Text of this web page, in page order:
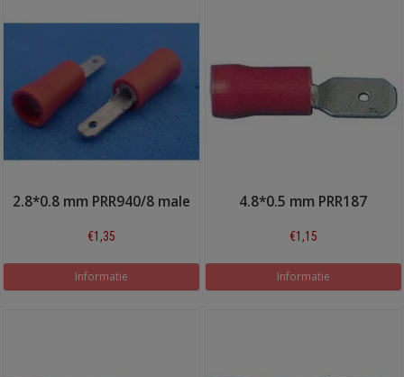
2.8*0.8 mm PRR940/8 male
€1,35
Informatie
4.8*0.5 mm PRR187
€1,15
Informatie